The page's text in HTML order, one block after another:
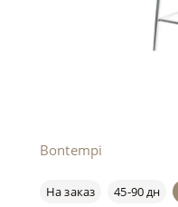
Bontempi
На заказ 45-90 дн